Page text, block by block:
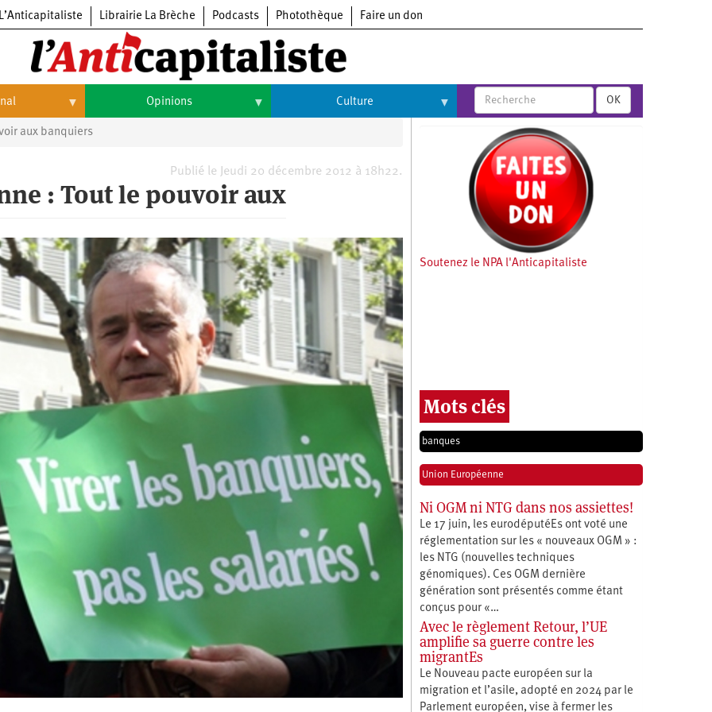
L’Anticapitaliste Librairie La Brèche Podcasts Photothèque Faire un don
Opinions Culture
Arts
Expositions
Musique
OK
aux banquiers
Publié le Jeudi 20 décembre 2012 à 18h22.
: Tout le pouvoir aux
Soutenez le NPA l'Anticapitaliste
Mots clés
banques
Union Européenne
Ni OGM ni NTG dans nos assiettes!
Le 17 juin, les eurodéputéEs ont voté une
réglementation sur les « nouveaux OGM » :
les NTG (nouvelles techniques
génomiques). Ces OGM dernière
génération sont présentés comme étant
conçus pour «…
Avec le règlement Retour, l’UE
amplifie sa guerre contre les
migrantEs
Le Nouveau pacte européen sur la
migration et l’asile, adopté en 2024 par le
Parlement européen, vise à fermer les